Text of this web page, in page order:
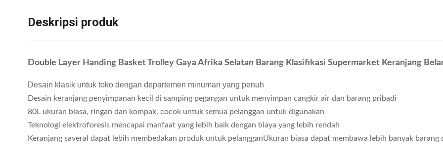
Deskripsi produk
Double Layer Handing Basket Trolley Gaya Afrika Selatan Barang Klasifikasi Supermarket Keranjang
Desain klasik untuk toko dengan departemen minuman yang penuh
Desain keranjang penyimpanan kecil di samping pegangan untuk menyimpan cangkir air dan barang pribadi
80L ukuran biasa, ringan dan kompak, cocok untuk semua pelanggan untuk digunakan
Teknologi elektroforesis mencapai manfaat yang lebih baik dengan biaya yang lebih rendah
Keranjang saveral dapat lebih membedakan produk untuk pelangganUkuran biasa dapat membawa lebih banyak